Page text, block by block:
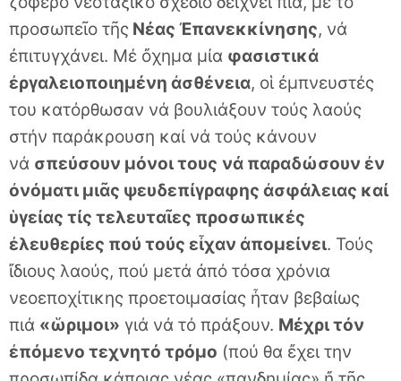
προσωπεῖο τῆς Νέας Ἐπανεκκίνησης, νά
ἐπιτυγχάνει. Μέ ὄχημα μία φασιστικά
ἐργαλειοποιημένη ἀσθένεια, οἱ ἐμπνευστές
του κατόρθωσαν νά βουλιάξουν τούς λαούς
στήν παράκρουση καί νά τούς κάνουν
νά σπεύσουν μόνοι τους νά παραδώσουν ἐν
ὀνόματι μιᾶς ψευδεπίγραφης ἀσφάλειας καί
ὑγείας τίς τελευταῖες προσωπικές
ἐλευθερίες πού τούς εἶχαν ἀπομείνει. Τούς
ἴδιους λαούς, πού μετά ἀπό τόσα χρόνια
νεοεποχίτικης προετοιμασίας ἦταν βεβαίως
πιά «ὥριμοι» γιά νά τό πράξουν. Μέχρι τόν
ἐπόμενο τεχνητό τρόμο (πού θα ἔχει την